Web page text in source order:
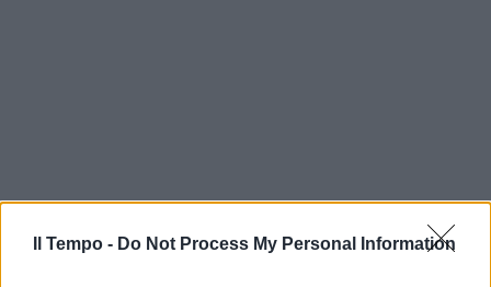
Il Tempo - Do Not Process My Personal Information